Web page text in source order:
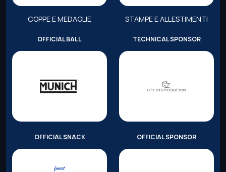
COPPE E MEDAGLIE STAMPE E ALLESTIMENTI
OFFICIAL BALL TECHNICAL SPONSOR
OFFICIAL SNACK OFFICIAL SPONSOR